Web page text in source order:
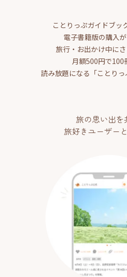
ことりっぷガイドブッ
電子書籍版の購入が
旅行・お出かけ中に
月額500円で100
読み放題になる「ことり
旅の思い出を
旅好きユーザー